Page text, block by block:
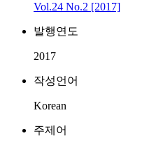
Vol.24 No.2 [2017]
발행연도
2017
작성언어
Korean
주제어